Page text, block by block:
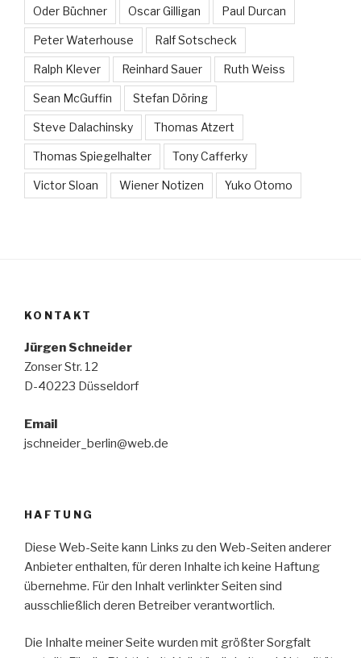
Oder Büchner Oscar Gilligan Paul Durcan
Peter Waterhouse Ralf Sotscheck
Ralph Klever Reinhard Sauer Ruth Weiss
Sean McGuffin Stefan Döring
Steve Dalachinsky Thomas Atzert
Thomas Spiegelhalter Tony Cafferky
Victor Sloan Wiener Notizen Yuko Otomo
KONTAKT
Jürgen Schneider
Zonser Str. 12
D-40223 Düsseldorf
Email
jschneider_berlin@web.de
HAFTUNG
Diese Web-Seite kann Links zu den Web-Seiten anderer
Anbieter enthalten, für deren Inhalte ich keine Haftung
übernehme. Für den Inhalt verlinkter Seiten sind
ausschließlich deren Betreiber verantwortlich.
Die Inhalte meiner Seite wurden mit größter Sorgfalt